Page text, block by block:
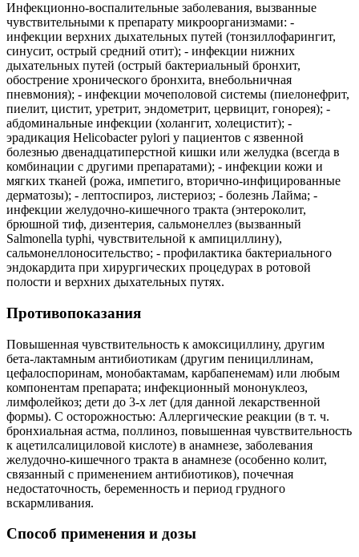
Инфекционно-воспалительные заболевания, вызванные
чувствительными к препарату микроорганизмами: -
инфекции верхних дыхательных путей (тонзиллофарингит,
синусит, острый средний отит); - инфекции нижних
дыхательных путей (острый бактериальный бронхит,
обострение хронического бронхита, внебольничная
пневмония); - инфекции мочеполовой системы (пиелонефрит,
пиелит, цистит, уретрит, эндометрит, цервицит, гонорея); -
абдоминальные инфекции (холангит, холецистит); -
эрадикация Helicobacter pylori у пациентов с язвенной
болезнью двенадцатиперстной кишки или желудка (всегда в
комбинации с другими препаратами); - инфекции кожи и
мягких тканей (рожа, импетиго, вторично-инфицированные
дерматозы); - лептоспироз, листериоз; - болезнь Лайма; -
инфекции желудочно-кишечного тракта (энтероколит,
брюшной тиф, дизентерия, сальмонеллез (вызванный
Salmonella typhi, чувствительной к ампициллину),
сальмонеллоносительство; - профилактика бактериального
эндокардита при хирургических процедурах в ротовой
полости и верхних дыхательных путях.
Противопоказания
Повышенная чувствительность к амоксициллину, другим
бета-лактамным антибиотикам (другим пенициллинам,
цефалоспоринам, монобактамам, карбапенемам) или любым
компонентам препарата; инфекционный мононуклеоз,
лимфолейкоз; дети до 3-х лет (для данной лекарственной
формы). С осторожностью: Аллергические реакции (в т. ч.
бронхиальная астма, поллиноз, повышенная чувствительность
к ацетилсалициловой кислоте) в анамнезе, заболевания
желудочно-кишечного тракта в анамнезе (особенно колит,
связанный с применением антибиотиков), почечная
недостаточность, беременность и период грудного
вскармливания.
Способ применения и дозы